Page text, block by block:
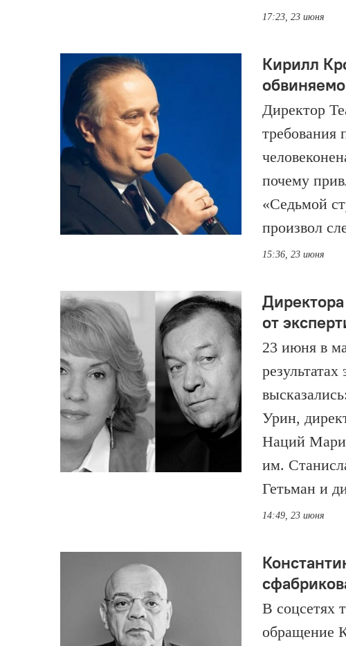
17:23, 23 июня
Кирилл
Директор
требования
почему
«Седьмой
произвол
15:36, 23 июня
от
23 июня в
Урин,
Наций
им.
Гетьман и
14:49, 23 июня
В соцсетях
обращение